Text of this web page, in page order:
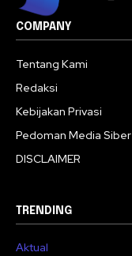
COMPANY
Tentang Kami
Redaksi
Kebijakan Privasi
Pedoman Media Siber
DISCLAIMER
TRENDING
Aktual